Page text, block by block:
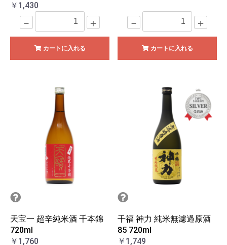
￥1,430
－ ＋
カートに入れる
－ ＋
カートに入れる
天宝一 超辛純米酒 千本錦
720ml
￥1,760
千福 神力 純米無濾過原酒
85 720ml
￥1,749